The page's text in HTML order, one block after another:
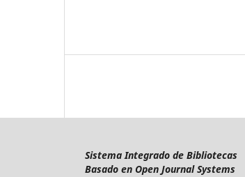
Sistema Integrado de Bibliotecas
Basado en Open Journal Systems